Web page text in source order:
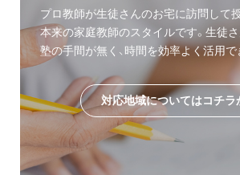
プロ教師が生徒さんのお宅に訪問して
本来の家庭教師のスタイルです。生徒
塾の手間が無く、時間を効率よく活用で
対応地域についてはコチラ